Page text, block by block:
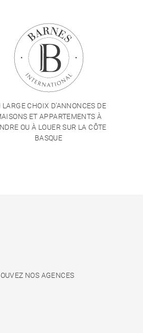
LARGE CHOIX D'ANNONCES DE
ET APPARTEMENTS À
OU À LOUER SUR LA CÔTE
BASQUE
NOS AGENCES